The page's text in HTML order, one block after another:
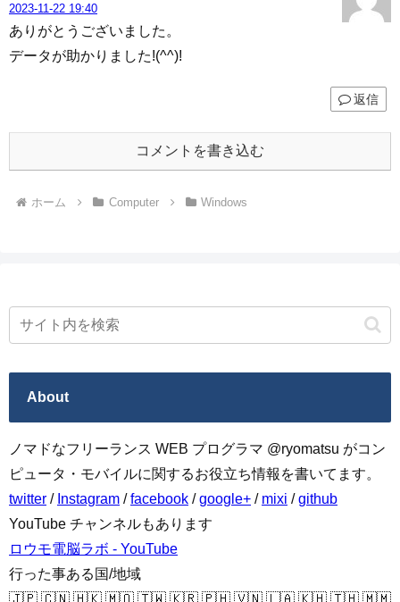
2023-11-22 19:40
ありがとうございました。
データが助かりました!(^^)!
返信
コメントを書き込む
ホーム Computer Windows
About
ノマドなフリーランス WEB プログラマ @ryomatsu がコン
ピュータ・モバイルに関するお役立ち情報を書いてます。
twitter / Instagram /facebook /google+ / mixi /github
YouTube チャンネルもあります
ロウモ電脳ラボ - YouTube
行った事ある国/地域